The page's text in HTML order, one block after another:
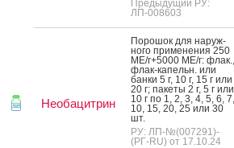
Предыдущий РУ:
ЛП-008603
Необацитрин
По­рошок для на­руж­
но­го при­мене­ния 250
МЕ/г+5000 МЕ/г: флак.,
флак-ка­пельн. или
бан­ки 5 г, 10 г, 15 г или
20 г; па­кеты 2 г, 5 г или
10 г по 1, 2, 3, 4, 5, 6, 7,
10, 15, 20, 25 или 30
шт.
РУ: ЛП-№(007291)-
(РГ-RU) от 17.10.24